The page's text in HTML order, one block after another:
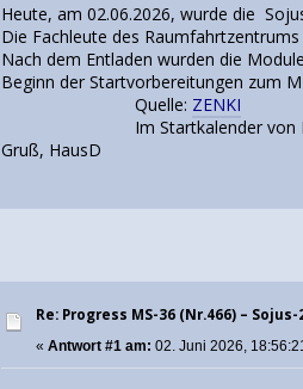
Heute, am 02.06.2026, wurde die
Die Fachleute des
Nach dem Entladen wurden die
Beginn der Startvorbereitungen zum
Quelle: ZENKI
Im Startkalender von NovKos
Gruß, HausD
Re: Progress MS-36 (Nr.466) –
«Antwort #1 am: 02. Juni 2026,